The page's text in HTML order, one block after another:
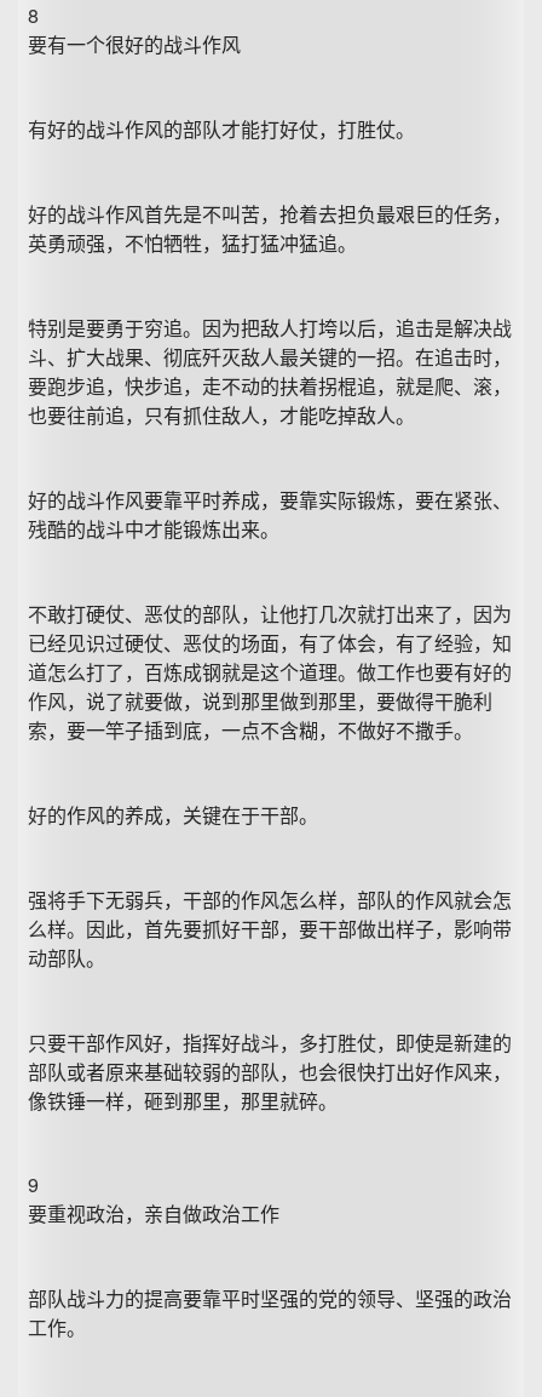
8
要有一个很好的战斗作风
有好的战斗作风的部队才能打好仗，打胜仗。
好的战斗作风首先是不叫苦，抢着去担负最艰巨的任务，
英勇顽强，不怕牺牲，猛打猛冲猛追。
特别是要勇于穷追。因为把敌人打垮以后，追击是解决战
斗、扩大战果、彻底歼灭敌人最关键的一招。在追击时，
要跑步追，快步追，走不动的扶着拐棍追，就是爬、滚，
也要往前追，只有抓住敌人，才能吃掉敌人。
好的战斗作风要靠平时养成，要靠实际锻炼，要在紧张、
残酷的战斗中才能锻炼出来。
不敢打硬仗、恶仗的部队，让他打几次就打出来了，因为
已经见识过硬仗、恶仗的场面，有了体会，有了经验，知
道怎么打了，百炼成钢就是这个道理。做工作也要有好的
作风，说了就要做，说到那里做到那里，要做得干脆利
索，要一竿子插到底，一点不含糊，不做好不撒手。
好的作风的养成，关键在于干部。
强将手下无弱兵，干部的作风怎么样，部队的作风就会怎
么样。因此，首先要抓好干部，要干部做出样子，影响带
动部队。
只要干部作风好，指挥好战斗，多打胜仗，即使是新建的
部队或者原来基础较弱的部队，也会很快打出好作风来，
像铁锤一样，砸到那里，那里就碎。
9
要重视政治，亲自做政治工作
部队战斗力的提高要靠平时坚强的党的领导、坚强的政治
工作。